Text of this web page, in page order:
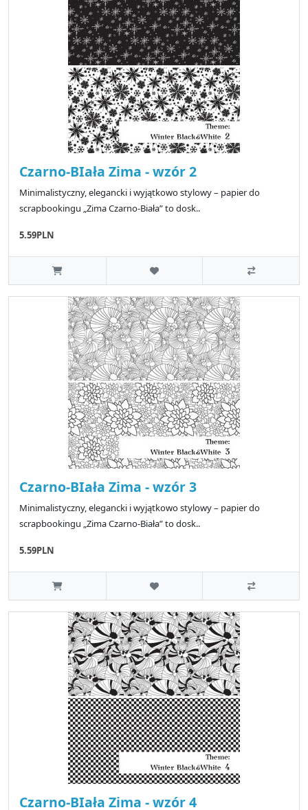
Czarno-BIała Zima - wzór 2
Minimalistyczny, elegancki i wyjątkowo stylowy – papier do
scrapbookingu „Zima Czarno-Biała” to dosk..
5.59PLN
Czarno-BIała Zima - wzór 3
Minimalistyczny, elegancki i wyjątkowo stylowy – papier do
scrapbookingu „Zima Czarno-Biała” to dosk..
5.59PLN
Czarno-BIała Zima - wzór 4